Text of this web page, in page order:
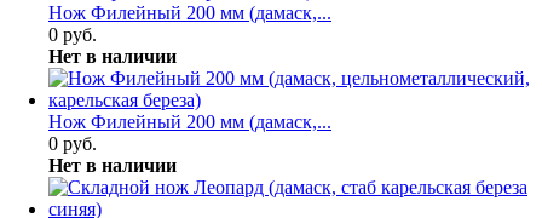
Нож Филейный 200 мм (дамаск,...
0 руб.
Нет в наличии
Нож Филейный 200 мм (дамаск,...
0 руб.
Нет в наличии